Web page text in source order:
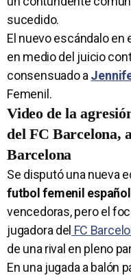
sucedido.
El nuevo escándalo
en medio del juicio
consensuado a
Femenil.
Video de la
del FC Barcelona,
Barcelona
Se disputó una nueva
futbol femenil español
vencedoras, pero el
jugadora del FC
de una rival en pleno
En una jugada a balón